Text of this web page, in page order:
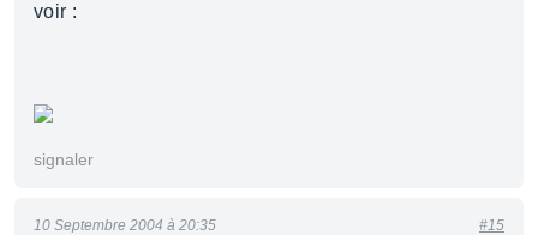
voir :
signaler
10 Septembre 2004 à 20:35 #15